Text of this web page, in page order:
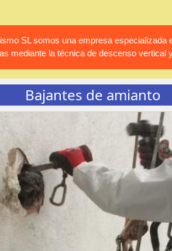
SL somos una empresa
mediante la técnica de descenso
Bajantes de amianto